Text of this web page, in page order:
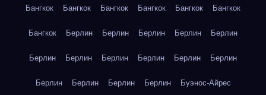
Бангкок Бангкок Бангкок Бангкок Бангкок Бангкок
Бангкок Берлин Берлин Берлин Берлин Берлин
Берлин Берлин Берлин Берлин Берлин Берлин
Берлин Берлин Берлин Берлин Буэнос-Айрес